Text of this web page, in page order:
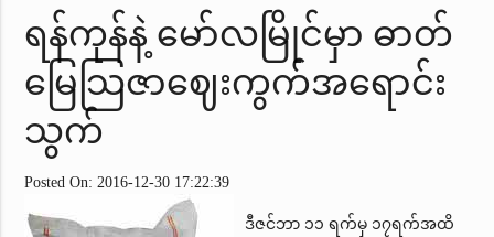
ရန်ကုန်နဲ့ မော်လမြိုင်မှာ ဓာတ်
မြေသြဇာဈေးကွက်အရောင်း
သွက်
Posted On: 2016-12-30 17:22:39
ဒီဇင်ဘာ ၁၁ ရက်မှ ၁၇ရက်အထိ